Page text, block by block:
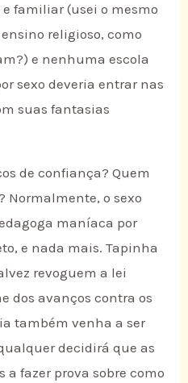
familiar (usei o mesmo
religioso, como
e nenhuma escola
sexo deveria entrar nas
suas fantasias
de confiança? Quem
Normalmente, o sexo
maníaca por
e nada mais. Tapinha
revoguem a lei
dos avanços contra os
também venha a ser
decidirá que as
a fazer prova sobre como